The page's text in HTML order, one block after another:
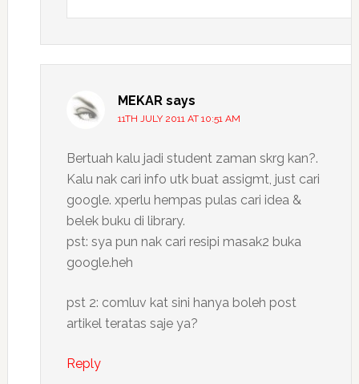
MEKAR says
11TH JULY 2011 AT 10:51 AM
Bertuah kalu jadi student zaman skrg kan?.
Kalu nak cari info utk buat assigmt, just cari
google. xperlu hempas pulas cari idea &
belek buku di library.
pst: sya pun nak cari resipi masak2 buka
google.heh
pst 2: comluv kat sini hanya boleh post
artikel teratas saje ya?
Reply